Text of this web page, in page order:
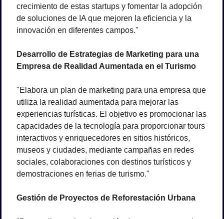
crecimiento de estas startups y fomentar la adopción
de soluciones de IA que mejoren la eficiencia y la
innovación en diferentes campos."
Desarrollo de Estrategias de Marketing para una
Empresa de Realidad Aumentada en el Turismo
"Elabora un plan de marketing para una empresa que
utiliza la realidad aumentada para mejorar las
experiencias turísticas. El objetivo es promocionar las
capacidades de la tecnología para proporcionar tours
interactivos y enriquecedores en sitios históricos,
museos y ciudades, mediante campañas en redes
sociales, colaboraciones con destinos turísticos y
demostraciones en ferias de turismo."
Gestión de Proyectos de Reforestación Urbana